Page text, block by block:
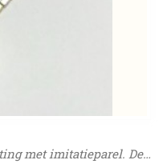
met imitatieparel. De…